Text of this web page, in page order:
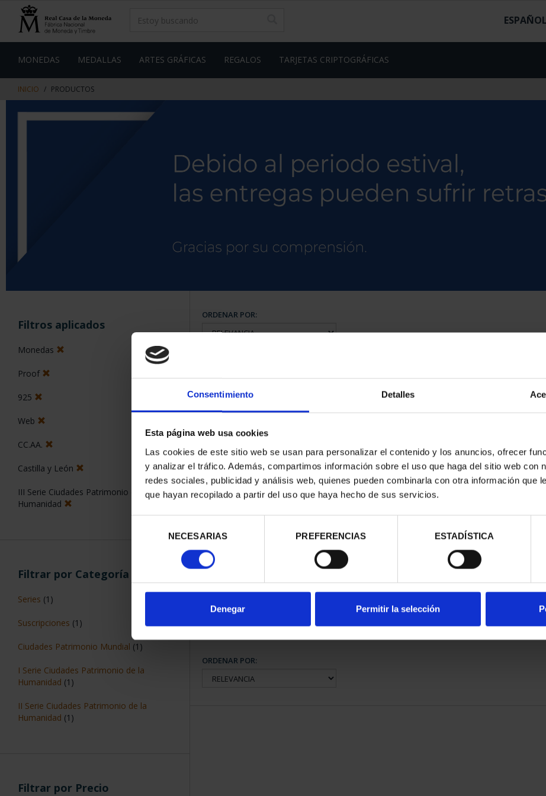
Consentimiento Detalles
Esta página web usa cookies
Las cookies de este sitio web se usan para personalizar el contenido y los anuncios, ofrecer
y analizar el tráfico. Además, compartimos información sobre el uso que haga del sitio web con
redes sociales, publicidad y análisis web, quienes pueden combinarla con otra información que
que hayan recopilado a partir del uso que haya hecho de sus servicios.
consentimiento
NECESARIAS PREFERENCIAS ESTADÍSTICA
Denegar Permitir la selección
contenido
de
ESPAÑOL
MONEDAS MEDALLAS ARTES GRÁFICAS REGALOS TARJETAS CRIPTOGRÁFICAS
INICIO PRODUCTOS
Filtros aplicados
Monedas
Proof
925
Web
CC.AA.
Castilla y León
III Serie Ciudades Patrimonio de la
Humanidad
Filtrar por Categoría
Series (1)
Suscripciones (1)
Ciudades Patrimonio Mundial (1)
I Serie Ciudades Patrimonio de la
Humanidad (1)
II Serie Ciudades Patrimonio de la
Humanidad (1)
Filtrar por Precio
ORDENAR POR:
2 Productos encontrados
CIUDADES PATRIMONIO III -
SUSCRIPCIÓN CIUDADES
PATRIMONIO DE LA HU...
ORDENAR POR: